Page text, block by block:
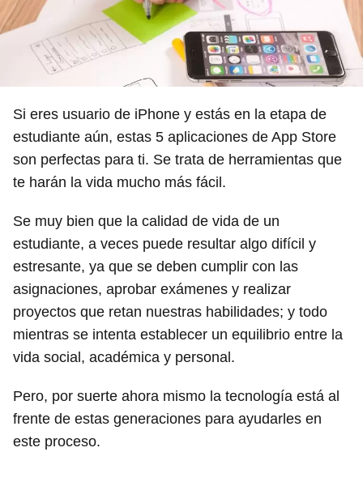
Si eres usuario de iPhone y estás en la etapa de
estudiante aún, estas 5 aplicaciones de App Store
son perfectas para ti. Se trata de herramientas que
te harán la vida mucho más fácil.
Se muy bien que la calidad de vida de un
estudiante, a veces puede resultar algo difícil y
estresante, ya que se deben cumplir con las
asignaciones, aprobar exámenes y realizar
proyectos que retan nuestras habilidades; y todo
mientras se intenta establecer un equilibrio entre la
vida social, académica y personal.
Pero, por suerte ahora mismo la tecnología está al
frente de estas generaciones para ayudarles en
este proceso.